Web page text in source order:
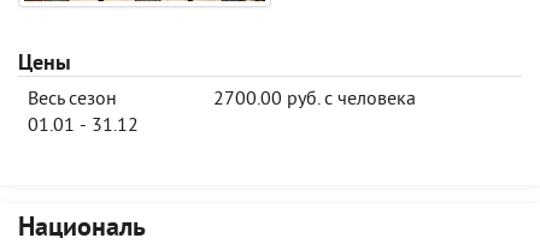
Цены
Весь сезон
01.01 - 31.12
2700.00 руб. с человека
Националь